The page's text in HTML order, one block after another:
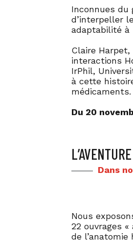
Inconnues du
d’interpeller
adaptabilité à
Claire
interactions
IrPhil,
à cette
médicaments.
Du 20
Dans
Nous
22 ouvrages
de l’anatomie